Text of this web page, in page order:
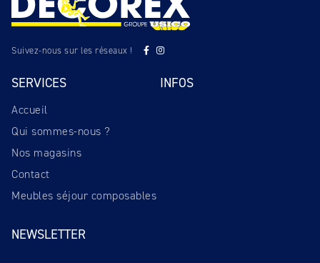
Suivez-nous sur les réseaux !
SERVICES
Accueil
Qui sommes-nous ?
Nos magasins
Contact
Meubles séjour composables
INFOS
NEWSLETTER